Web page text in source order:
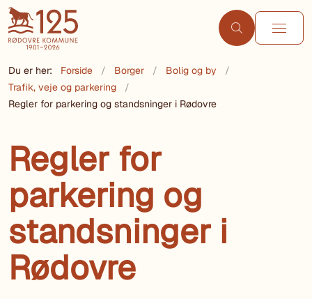
Du er her: Forside Borger
Bolig og by
Trafik, veje og parkering
Regler for parkering og standsninger i Rødovre
Regler for
parkering og
standsninger i
Rødovre